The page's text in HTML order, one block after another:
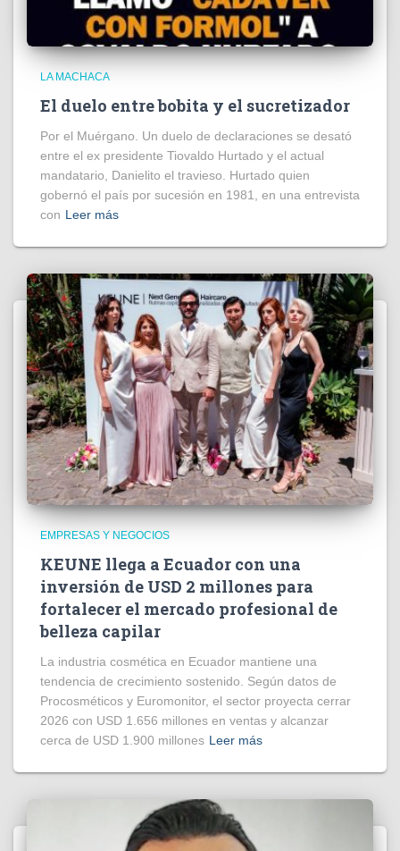
LA MACHACA
El duelo entre bobita y el sucretizador
Por el Muérgano. Un duelo de declaraciones se desató
entre el ex presidente Tiovaldo Hurtado y el actual
mandatario, Danielito el travieso. Hurtado quien
gobernó el país por sucesión en 1981, en una entrevista
con Leer más
EMPRESAS Y NEGOCIOS
KEUNE llega a Ecuador con una
inversión de USD 2 millones para
fortalecer el mercado profesional de
belleza capilar
La industria cosmética en Ecuador mantiene una
tendencia de crecimiento sostenido. Según datos de
Procosméticos y Euromonitor, el sector proyecta cerrar
2026 con USD 1.656 millones en ventas y alcanzar
cerca de USD 1.900 millones Leer más